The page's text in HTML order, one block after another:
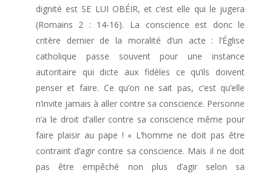
dignité est SE LUI OBÉIR, et c’est elle qui le jugera
(Romains 2 : 14-16). La conscience est donc le
critère dernier de la moralité d’un acte : l’Église
catholique passe souvent pour une instance
autoritaire qui dicte aux fidèles ce qu’ils doivent
penser et faire. Ce qu’on ne sait pas, c’est qu’elle
n’invite jamais à aller contre sa conscience. Personne
n’a le droit d’aller contre sa conscience même pour
faire plaisir au pape ! « L’homme ne doit pas être
contraint d’agir contre sa conscience. Mais il ne doit
pas être empêché non plus d’agir selon sa